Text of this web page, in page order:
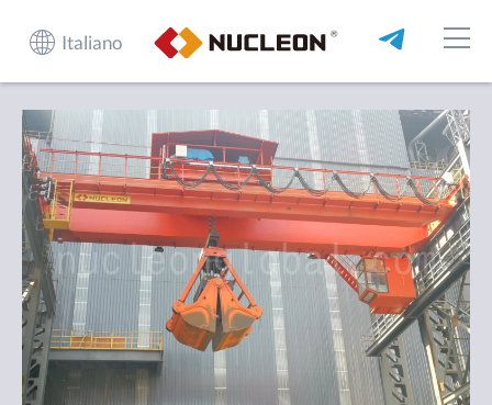
Italiano